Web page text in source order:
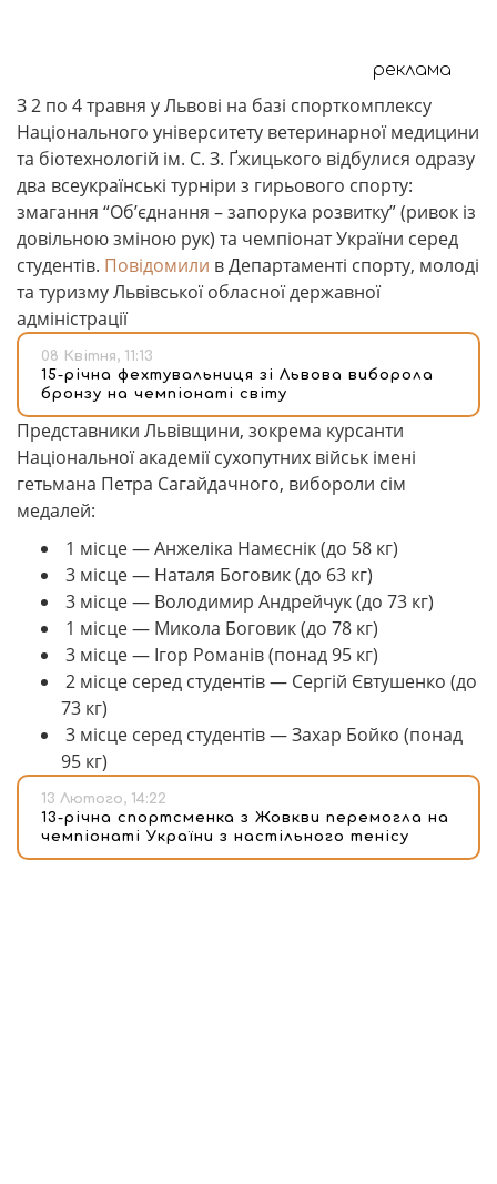
реклама
З 2 по 4 травня у Львові на базі спорткомплексу
Національного університету ветеринарної медицини
та біотехнологій ім. С. З. Ґжицького відбулися одразу
два всеукраїнські турніри з гирьового спорту:
змагання “Об’єднання – запорука розвитку” (ривок із
довільною зміною рук) та чемпіонат України серед
студентів. Повідомили в Департаменті спорту, молоді
та туризму Львівської обласної державної
адміністрації
08 Квітня, 11:13
15-річна фехтувальниця зі Львова виборола
бронзу на чемпіонаті світу
Представники Львівщини, зокрема курсанти
Національної академії сухопутних військ імені
гетьмана Петра Сагайдачного, вибороли сім
медалей:
1 місце — Анжеліка Намєснік (до 58 кг)
3 місце — Наталя Боговик (до 63 кг)
3 місце — Володимир Андрейчук (до 73 кг)
1 місце — Микола Боговик (до 78 кг)
3 місце — Ігор Романів (понад 95 кг)
2 місце серед студентів — Сергій Євтушенко (до
73 кг)
3 місце серед студентів — Захар Бойко (понад
95 кг)
13 Лютого, 14:22
13-річна спортсменка з Жовкви перемогла на
чемпіонаті України з настільного тенісу